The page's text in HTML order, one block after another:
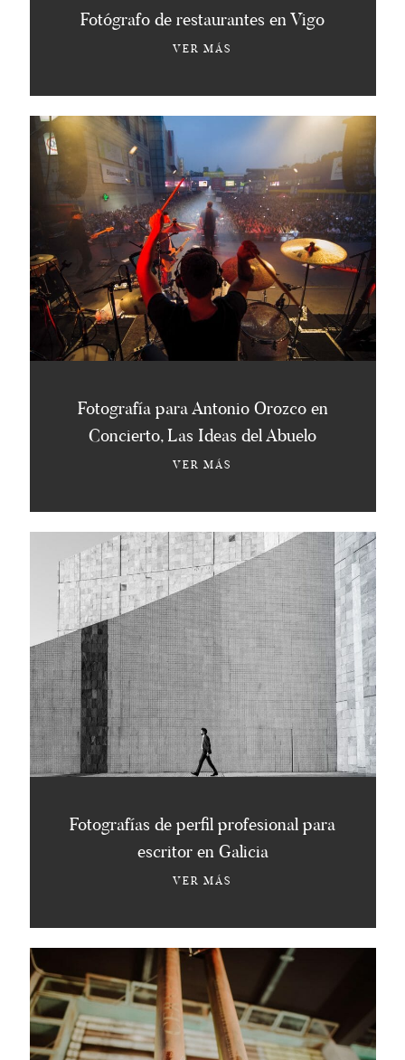
Fotógrafo de restaurantes en Vigo
VER MÁS
Fotografía para Antonio Orozco en
Concierto, Las Ideas del Abuelo
VER MÁS
Fotografías de perfil profesional para
escritor en Galicia
VER MÁS